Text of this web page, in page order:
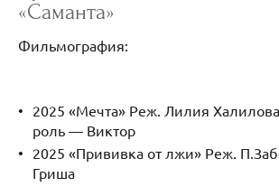
«Саманта»
Фильмография:
2025 «Мечта» Реж. Лилия
роль — Виктор
2025 «Прививка от лжи» Реж.
Гриша